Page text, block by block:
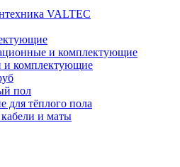
VALTEC
и комплектующие
и комплектующие
пол
для тёплого пола
и маты